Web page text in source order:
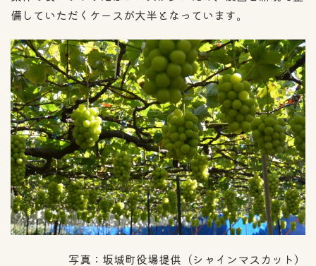
備していただくケースが大半となっています。
写真：坂城町役場提供（シャインマスカット）